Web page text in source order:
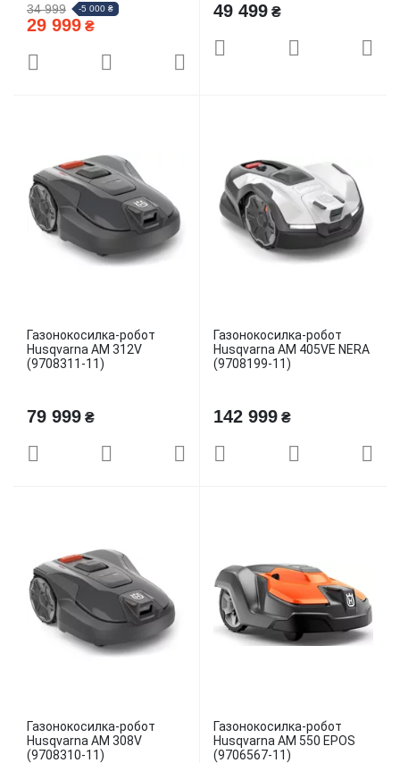
34 999 -5 000 ₴
29 999₴
49 499₴
Газонокосилка-робот
Husqvarna AM 312V
(9708311-11)
79 999₴
Газонокосилка-робот
Husqvarna AM 405VE NERA
(9708199-11)
142 999₴
Газонокосилка-робот
Husqvarna AM 308V
(9708310-11)
Газонокосилка-робот
Husqvarna AM 550 EPOS
(9706567-11)